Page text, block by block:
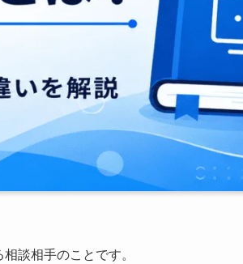
談相手のことです。